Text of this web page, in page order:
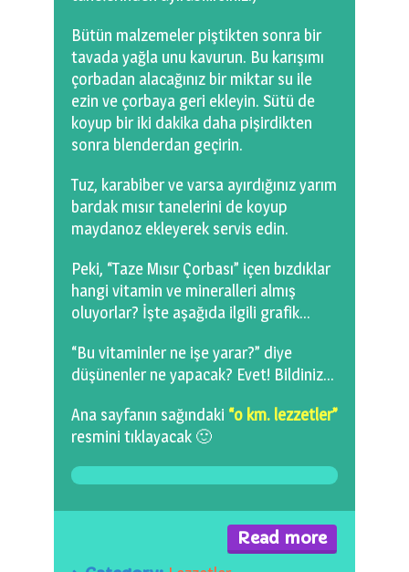
Bütün malzemeler piştikten sonra bir
tavada yağla unu kavurun. Bu karışımı
çorbadan alacağınız bir miktar su ile
ezin ve çorbaya geri ekleyin. Sütü de
koyup bir iki dakika daha pişirdikten
sonra blenderdan geçirin.
Tuz, karabiber ve varsa ayırdığınız yarım
bardak mısır tanelerini de koyup
maydanoz ekleyerek servis edin.
Peki, “Taze Mısır Çorbası” içen bızdıklar
hangi vitamin ve mineralleri almış
oluyorlar? İşte aşağıda ilgili grafik…
“Bu vitaminler ne işe yarar?” diye
düşünenler ne yapacak? Evet! Bildiniz…
Ana sayfanın sağındaki “o km. lezzetler”
resmini tıklayacak 🙂
Read more